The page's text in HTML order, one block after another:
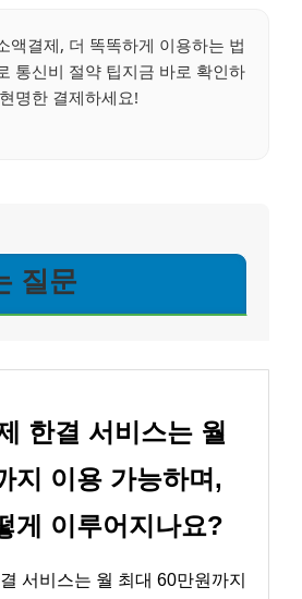
액결제, 더 똑똑하게 이용하는 법
통신비 절약 팁지금 바로 확인하
명한 결제하세요!
질문
한결 서비스는 월
지 이용 가능하며,
게 이루어지나요?
서비스는 월 최대 60만원까지